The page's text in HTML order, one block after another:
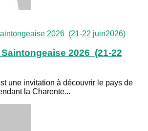
2026 (21-22
une invitation à découvrir le pays de
la Charente...